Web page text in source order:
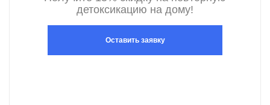
детоксикацию на дому!
Оставить заявку